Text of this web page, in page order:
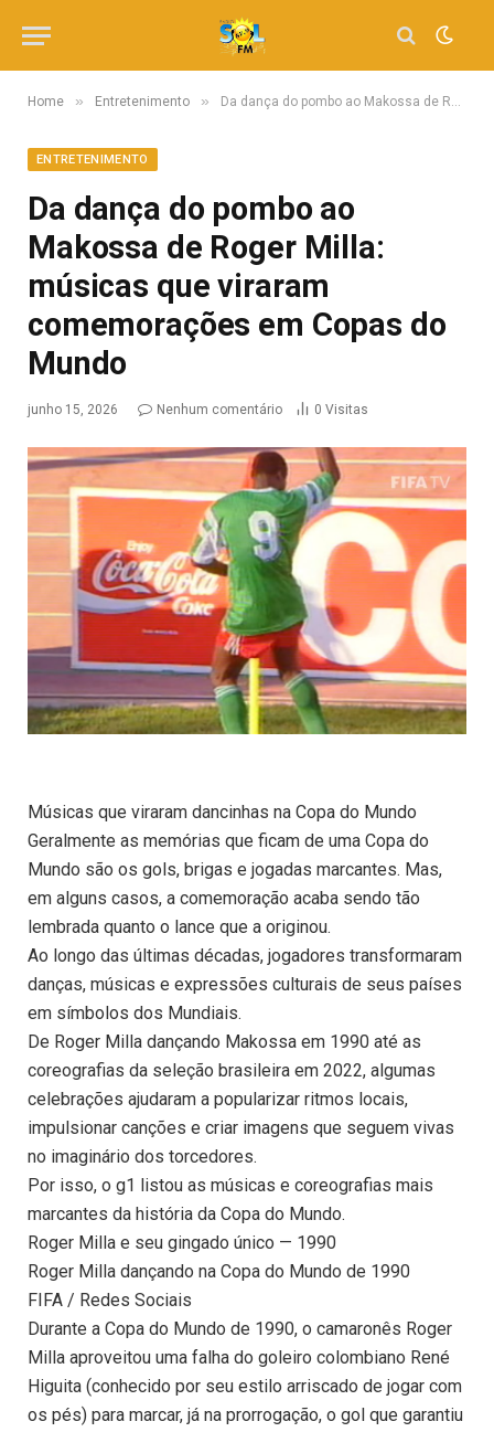
Home » Entretenimento » Da dança do pombo ao Makossa de Roger Milla: músicas que viraram comemorações em Copas do Mundo
ENTRETENIMENTO
Da dança do pombo ao
Makossa de Roger Milla:
músicas que viraram
comemorações em Copas do
Mundo
junho 15, 2026 Nenhum comentário 0 Visitas
Músicas que viraram dancinhas na Copa do Mundo
Geralmente as memórias que ficam de uma Copa do
Mundo são os gols, brigas e jogadas marcantes. Mas,
em alguns casos, a comemoração acaba sendo tão
lembrada quanto o lance que a originou.
Ao longo das últimas décadas, jogadores transformaram
danças, músicas e expressões culturais de seus países
em símbolos dos Mundiais.
De Roger Milla dançando Makossa em 1990 até as
coreografias da seleção brasileira em 2022, algumas
celebrações ajudaram a popularizar ritmos locais,
impulsionar canções e criar imagens que seguem vivas
no imaginário dos torcedores.
Por isso, o g1 listou as músicas e coreografias mais
marcantes da história da Copa do Mundo.
Roger Milla e seu gingado único — 1990
Roger Milla dançando na Copa do Mundo de 1990
FIFA / Redes Sociais
Durante a Copa do Mundo de 1990, o camaronês Roger
Milla aproveitou uma falha do goleiro colombiano René
Higuita (conhecido por seu estilo arriscado de jogar com
os pés) para marcar, já na prorrogação, o gol que garantiu